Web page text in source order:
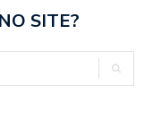
SITE?